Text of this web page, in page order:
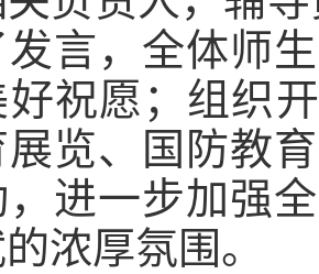
言，全体师
好祝愿；组织
展览、国防教
进一步加强
浓厚氛围。